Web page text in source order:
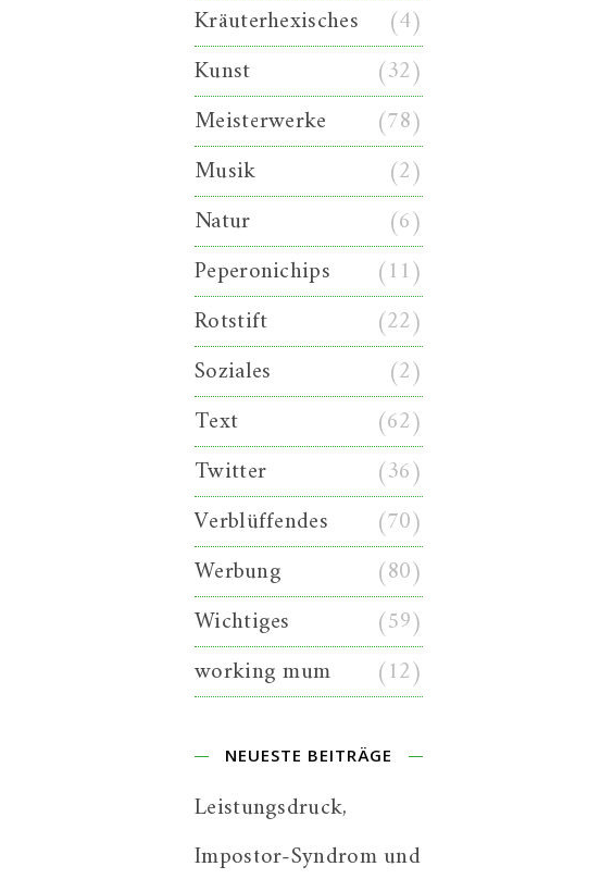
Kräuterhexisches
(4)
Kunst
(32)
Meisterwerke
(78)
Musik
(2)
Natur
(6)
Peperonichips
(11)
Rotstift
(22)
Soziales
(2)
Text
(62)
Twitter
(36)
Verblüffendes
(70)
Werbung
(80)
Wichtiges
(59)
working mum
(12)
NEUESTE BEITRÄGE
Leistungsdruck,
Impostor-Syndrom und